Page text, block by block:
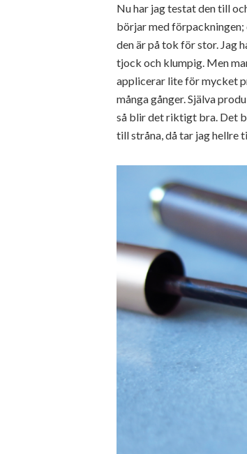
Nu har jag testat den till
börjar med
den är på tok för stor. Jag
tjock och klumpig. Men
applicerar lite för mycket
många gånger. Själva
så blir det riktigt bra. Det
till stråna, då tar jag hellre